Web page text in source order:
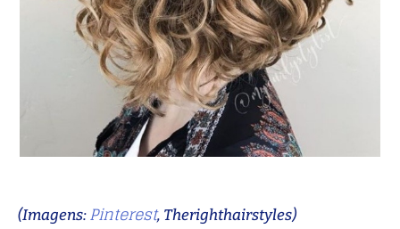
(Imagens:Pinterest, Therighthairstyles)